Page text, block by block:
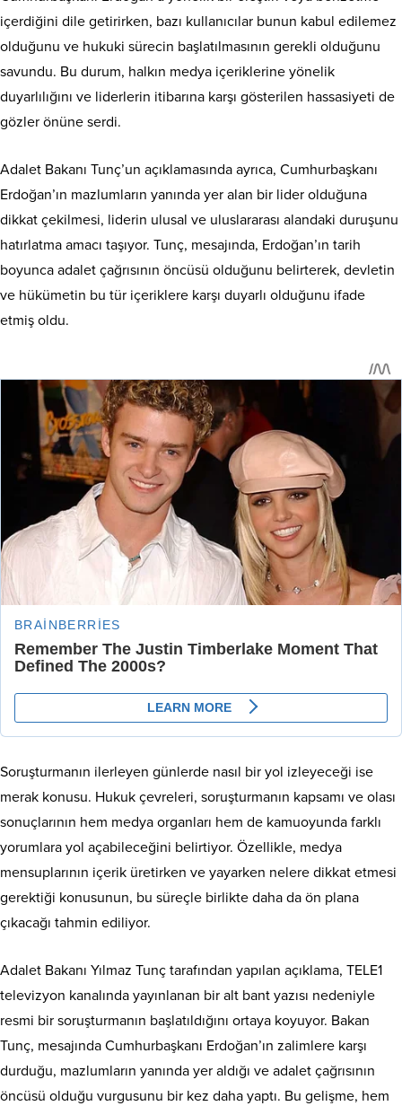
içerdiğini dile getirirken, bazı kullanıcılar bunun kabul edilemez
olduğunu ve hukuki sürecin başlatılmasının gerekli olduğunu
savundu. Bu durum, halkın medya içeriklerine yönelik
duyarlılığını ve liderlerin itibarına karşı gösterilen hassasiyeti de
gözler önüne serdi.
Adalet Bakanı Tunç’un açıklamasında ayrıca, Cumhurbaşkanı
Erdoğan’ın mazlumların yanında yer alan bir lider olduğuna
dikkat çekilmesi, liderin ulusal ve uluslararası alandaki duruşunu
hatırlatma amacı taşıyor. Tunç, mesajında, Erdoğan’ın tarih
boyunca adalet çağrısının öncüsü olduğunu belirterek, devletin
ve hükümetin bu tür içeriklere karşı duyarlı olduğunu ifade
etmiş oldu.
Soruşturmanın ilerleyen günlerde nasıl bir yol izleyeceği ise
merak konusu. Hukuk çevreleri, soruşturmanın kapsamı ve olası
sonuçlarının hem medya organları hem de kamuoyunda farklı
yorumlara yol açabileceğini belirtiyor. Özellikle, medya
mensuplarının içerik üretirken ve yayarken nelere dikkat etmesi
gerektiği konusunun, bu süreçle birlikte daha da ön plana
çıkacağı tahmin ediliyor.
Adalet Bakanı Yılmaz Tunç tarafından yapılan açıklama, TELE1
televizyon kanalında yayınlanan bir alt bant yazısı nedeniyle
resmi bir soruşturmanın başlatıldığını ortaya koyuyor. Bakan
Tunç, mesajında Cumhurbaşkanı Erdoğan’ın zalimlere karşı
durduğu, mazlumların yanında yer aldığı ve adalet çağrısının
öncüsü olduğu vurgusunu bir kez daha yaptı. Bu gelişme, hem